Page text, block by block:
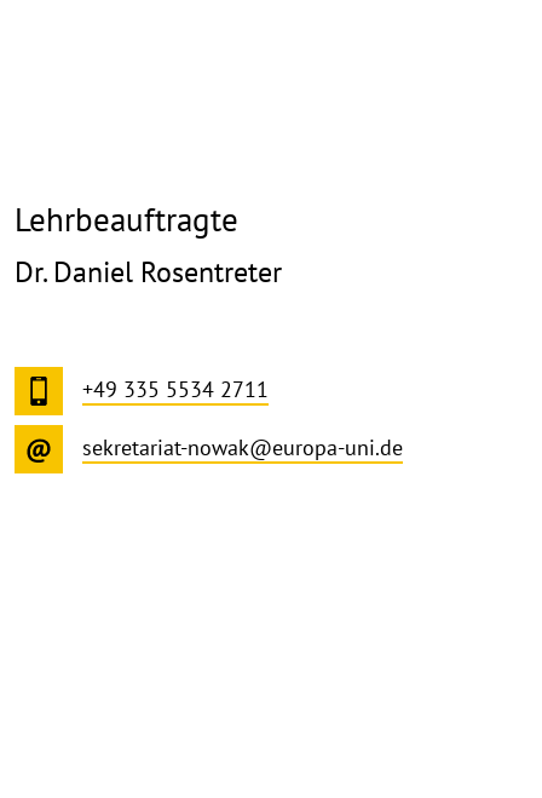
Lehrbeauftragte
Dr. Daniel Rosentreter
+49 335 5534 2711
sekretariat-nowak@europa-uni.de